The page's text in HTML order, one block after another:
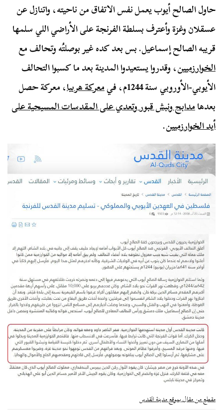
حاول الصالح أيوب يعمل نفس الاتفاق من ناحيته، واتنازل عن
عسقلان وغزة وأعترف بسلطة الفرنجة على الأراضي اللي سلمها
قريبه الصالح إسماعيل. بس بعد كده غير بوصلتُه وتحالف مع
الخوارزميين، وقدروا يستعيدوا المدينة بعد ما كسبوا التحالف
الأيوبي-الأوروبي سنة 1244م، في
معركة هربيا، معركة حصل
بعدهامدابح ونبش قبور وتعدي على المقدسات المسيحية على
أيد الخوارزميين.
مقطع من مقال بموقع مدينة القدس